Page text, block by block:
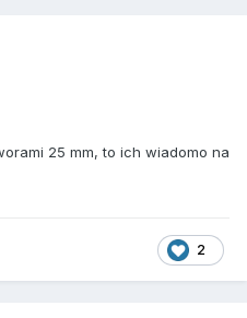
25 mm, to ich wiadomo na
2